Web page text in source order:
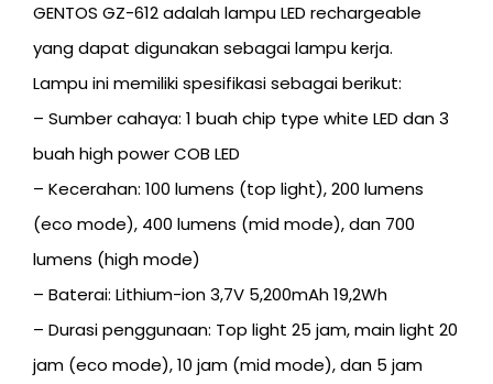
GENTOS GZ-612 adalah lampu LED rechargeable
yang dapat digunakan sebagai lampu kerja.
Lampu ini memiliki spesifikasi sebagai berikut:
– Sumber cahaya: 1 buah chip type white LED dan 3
buah high power COB LED
– Kecerahan: 100 lumens (top light), 200 lumens
(eco mode), 400 lumens (mid mode), dan 700
lumens (high mode)
– Baterai: Lithium-ion 3,7V 5,200mAh 19,2Wh
– Durasi penggunaan: Top light 25 jam, main light 20
jam (eco mode), 10 jam (mid mode), dan 5 jam